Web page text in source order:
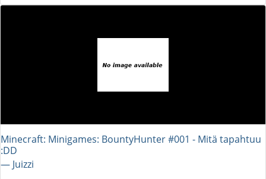
Minecraft: Minigames: BountyHunter #001 - Mitä tapahtuu
:DD
― Juizzi